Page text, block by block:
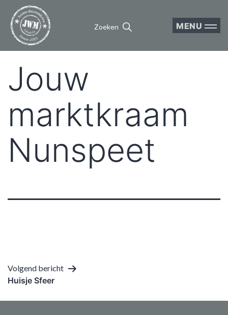
Zoeken MENU
Jouw
marktkraam
Nunspeet
Bericht
navigatie
Volgend bericht
Huisje Sfeer